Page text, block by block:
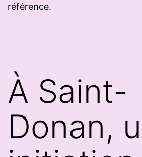
référence.
À Saint-
Donan,